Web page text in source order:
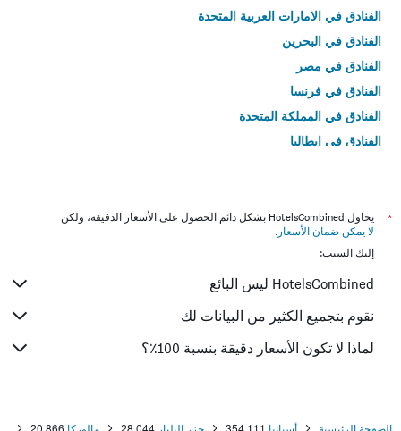
الفنادق في الامارات العربية المتحدة
الفنادق في البحرين
الفنادق في مصر
الفنادق في فرنسا
الفنادق في المملكة المتحدة
الفنادق في إيطاليا
*
يحاول HotelsCombined بشكل دائم الحصول على الأسعار الدقيقة، ولكن
لا يمكن ضمان الأسعار .
إليك السبب:
HotelsCombined ليس البائع
نقوم بتجميع الكثير من البيانات لك
لماذا لا تكون الأسعار دقيقة بنسبة 100٪؟
الصفحة الرئيسية أسبانيا 354,111 جزر البليار 28,044 مالوركا 20,866